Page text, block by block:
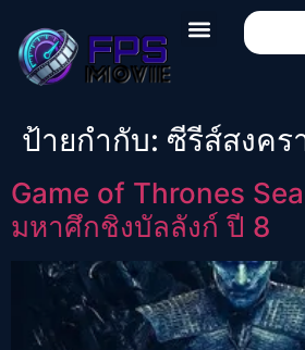
ป้ายกำกับ: ซีรีส์สงคร
Game of Thrones
มหาศึกชิงบัลลังก์ ปี 8